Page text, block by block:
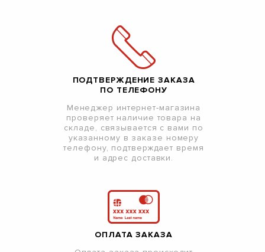
ПОДТВЕРЖДЕНИЕ ЗАКАЗА
ПО ТЕЛЕФОНУ
Менеджер интернет-магазина
проверяет наличие товара на
складе, связывается с вами по
указанному в заказе номеру
телефону, подтверждает время
и адрес доставки.
ОПЛАТА ЗАКАЗА